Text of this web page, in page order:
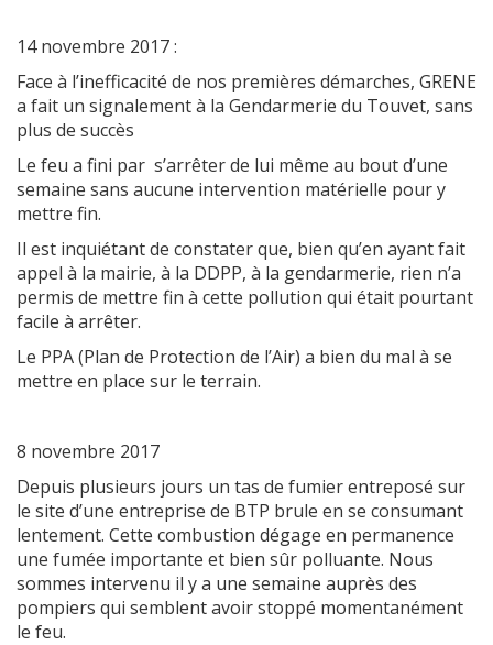
14 novembre 2017 :
Face à l’inefficacité de nos premières démarches, GRENE
a fait un signalement à la Gendarmerie du Touvet, sans
plus de succès
Le feu a fini par s’arrêter de lui même au bout d’une
semaine sans aucune intervention matérielle pour y
mettre fin.
Il est inquiétant de constater que, bien qu’en ayant fait
appel à la mairie, à la DDPP, à la gendarmerie, rien n’a
permis de mettre fin à cette pollution qui était pourtant
facile à arrêter.
Le PPA (Plan de Protection de l’Air) a bien du mal à se
mettre en place sur le terrain.
8 novembre 2017
Depuis plusieurs jours un tas de fumier entreposé sur
le site d’une entreprise de BTP brule en se consumant
lentement. Cette combustion dégage en permanence
une fumée importante et bien sûr polluante. Nous
sommes intervenu il y a une semaine auprès des
pompiers qui semblent avoir stoppé momentanément
le feu.